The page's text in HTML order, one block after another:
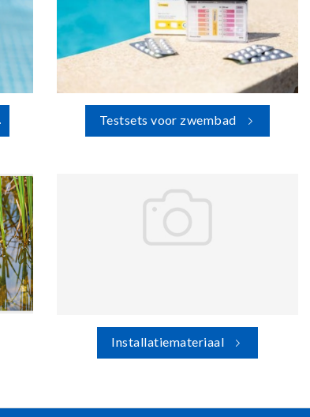
Testsets voor zwembad
Installatiemateriaal